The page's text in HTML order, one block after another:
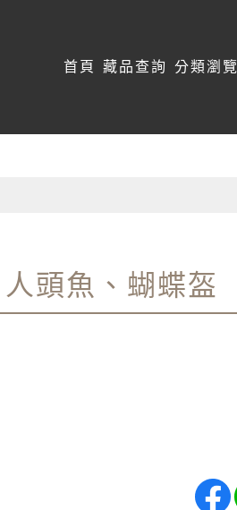
首頁 藏品查詢 分類瀏覽
頭魚、蝴蝶盔